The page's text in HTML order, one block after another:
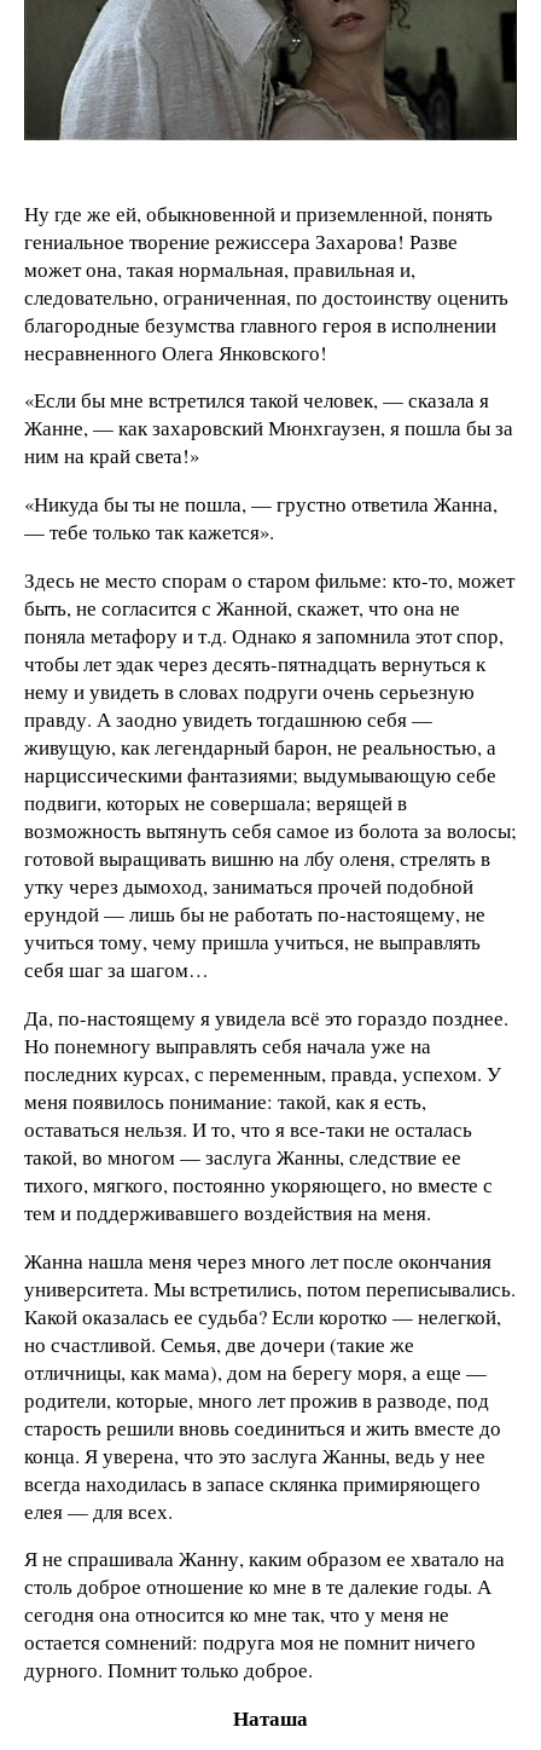
Ну где же ей, обыкновенной и приземленной, понять
гениальное творение режиссера Захарова! Разве
может она, такая нормальная, правильная и,
следовательно, ограниченная, по достоинству оценить
благородные безумства главного героя в исполнении
несравненного Олега Янковского!
«Если бы мне встретился такой человек, — сказала я
Жанне, — как захаровский Мюнхгаузен, я пошла бы за
ним на край света!»
«Никуда бы ты не пошла, — грустно ответила Жанна,
— тебе только так кажется».
Здесь не место спорам о старом фильме: кто-то, может
быть, не согласится с Жанной, скажет, что она не
поняла метафору и т.д. Однако я запомнила этот спор,
чтобы лет эдак через десять-пятнадцать вернуться к
нему и увидеть в словах подруги очень серьезную
правду. А заодно увидеть тогдашнюю себя —
живущую, как легендарный барон, не реальностью, а
нарциссическими фантазиями; выдумывающую себе
подвиги, которых не совершала; верящей в
возможность вытянуть себя самое из болота за волосы;
готовой выращивать вишню на лбу оленя, стрелять в
утку через дымоход, заниматься прочей подобной
ерундой — лишь бы не работать по-настоящему, не
учиться тому, чему пришла учиться, не выправлять
себя шаг за шагом…
Да, по-настоящему я увидела всё это гораздо позднее.
Но понемногу выправлять себя начала уже на
последних курсах, с переменным, правда, успехом. У
меня появилось понимание: такой, как я есть,
оставаться нельзя. И то, что я все-таки не осталась
такой, во многом — заслуга Жанны, следствие ее
тихого, мягкого, постоянно укоряющего, но вместе с
тем и поддерживавшего воздействия на меня.
Жанна нашла меня через много лет после окончания
университета. Мы встретились, потом переписывались.
Какой оказалась ее судьба? Если коротко — нелегкой,
но счастливой. Семья, две дочери (такие же
отличницы, как мама), дом на берегу моря, а еще —
родители, которые, много лет прожив в разводе, под
старость решили вновь соединиться и жить вместе до
конца. Я уверена, что это заслуга Жанны, ведь у нее
всегда находилась в запасе склянка примиряющего
елея — для всех.
Я не спрашивала Жанну, каким образом ее хватало на
столь доброе отношение ко мне в те далекие годы. А
сегодня она относится ко мне так, что у меня не
остается сомнений: подруга моя не помнит ничего
дурного. Помнит только доброе.
Наташа